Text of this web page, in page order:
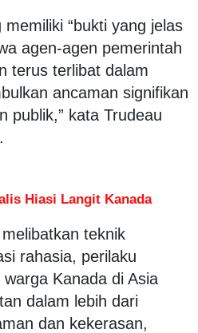
“bukti yang jelas
agen-agen pemerintah
terus terlibat dalam
ancaman signifikan
publik,” kata Trudeau
Hiasi Langit Kanada
teknik
rahasia, perilaku
Kanada di Asia
dalam lebih dari
dan kekerasan,